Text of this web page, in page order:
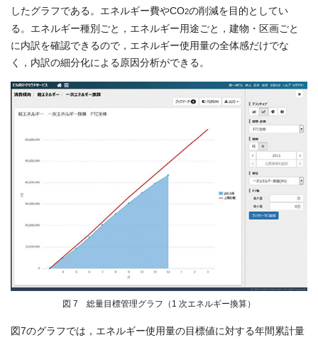
したグラフである。エネルギー費やCO2の削減を目的としてい
る。エネルギー種別ごと，エネルギー用途ごと，建物・区画ごと
に内訳を確認できるので，エネルギー使用量の全体感だけでな
く，内訳の細分化による原因分析ができる。
図 7 総量目標管理グラフ（1 次エネルギー換算）
図7のグラフでは，エネルギー使用量の目標値に対する年間累計量